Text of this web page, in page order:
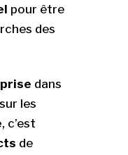
pour être
des
dans
sur les
, c’est
de